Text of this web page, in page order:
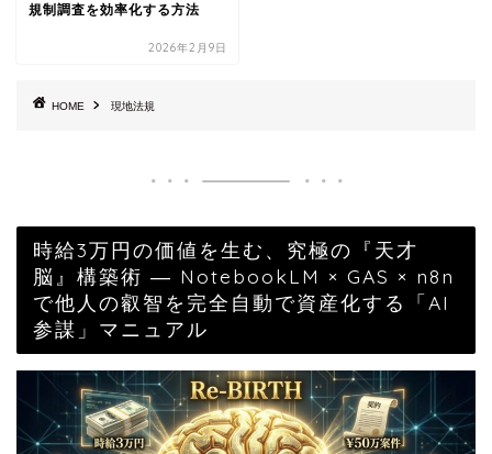
規制調査を効率化する方法
2026年2月9日
HOME 現地法規
時給3万円の価値を生む、究極の『天才
脳』構築術 ― NotebookLM × GAS × n8n
で他人の叡智を完全自動で資産化する「AI
参謀」マニュアル